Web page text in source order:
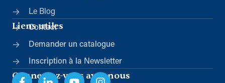
Le Blog
Liens utiles
Contact
Demander un catalogue
Inscription à la Newsletter
Connectez-vous avec nous